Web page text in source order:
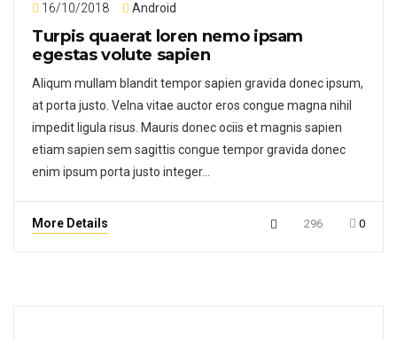
16/10/2018 Android
Turpis quaerat loren nemo ipsam
egestas volute sapien
Aliqum mullam blandit tempor sapien gravida donec ipsum,
at porta justo. Velna vitae auctor eros congue magna nihil
impedit ligula risus. Mauris donec ociis et magnis sapien
etiam sapien sem sagittis congue tempor gravida donec
enim ipsum porta justo integer…
More Details 296 0